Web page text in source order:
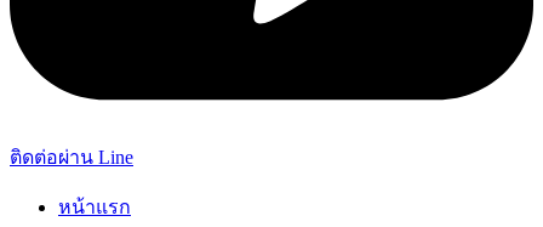
ติดต่อผ่าน Line
หน้าแรก